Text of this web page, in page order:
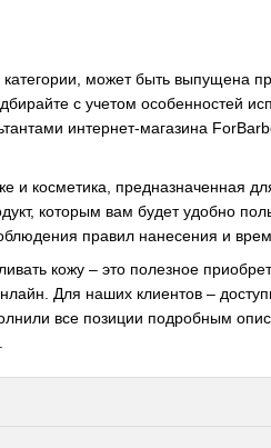
может быть выпущена
с учетом особенностей
интернет-магазина
и косметика, предназначенная
которым вам будет удобно
правил нанесения и
кожу – это полезное
Для наших клиентов –
все позиции подробным